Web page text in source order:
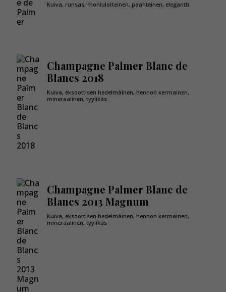
Kuiva, runsas, moniulotteinen, paahteinen, elegantti
Champagne Palmer Blanc de
Blancs 2018
Kuiva, eksoottisen hedelmäinen, hennon kermainen,
mineraalinen, tyylikäs
Champagne Palmer Blanc de
Blancs 2013 Magnum
Kuiva, eksoottisen hedelmäinen, hennon kermainen,
mineraalinen, tyylikäs